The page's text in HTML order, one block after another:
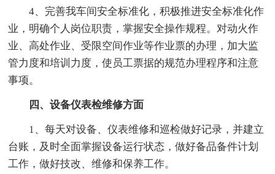
4、完善我车间安全标准化，积极推进安全标准化作
业，明确个人岗位职责，掌握安全操作规程。对动火作
业、高处作业、受限空间作业等作业票的办理，加大监
管力度和培训力度，使员工票据的规范办理程序和注意
事项。
四、设备仪表检维修方面
1、每天对设备、仪表维修和巡检做好记录，并建立
台账，及时全面掌握设备运行状态，做好备品备件计划
工作，做好技改、维修和保养工作。